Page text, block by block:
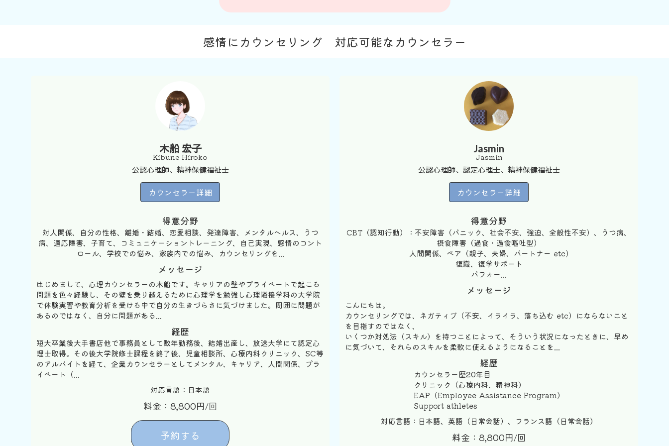
感情にカウンセリング 対応可能なカウンセラー
木船 宏子
Kibune Hiroko
公認心理師、精神保健福祉士
カウンセラー詳細
得意分野
対人関係、自分の性格、離婚・結婚、恋愛相談、発達障害、メンタルヘルス、うつ
病、適応障害、子育て、コミュニケーショントレーニング、自己実現、感情のコント
ロール、学校での悩み、家族内での悩み、カウンセリングを...
メッセージ
はじめまして、心理カウンセラーの木船です。キャリアの壁やプライベートで起こる
問題を色々経験し、その壁を乗り越えるために心理学を勉強し心理隣接学科の大学院
で体験実習や教育分析を受ける中で自分の生きづらさに気づけました。周囲に問題が
あるのではなく、自分に問題がある...
経歴
短大卒業後大手書店他で事務員として数年勤務後、結婚出産し、放送大学にて認定心
理士取得。その後大学院修士課程を終了後、児童相談所、心療内科クリニック、SC等
のアルバイトを経て、企業カウンセラーとしてメンタル、キャリア、人間関係、プラ
イベート（...
対応言語：日本語
料金：8,800円/回
予約する
Jasmin
Jasmin
公認心理師、認定心理士、精神保健福祉士
カウンセラー詳細
得意分野
CBT（認知行動）：不安障害（パニック、社会不安、強迫、全般性不安）、うつ病、
摂食障害（過食・過食嘔吐型）
人間関係、ペア（親子、夫婦、パートナー etc)
復職、復学サポート
パフォー...
メッセージ
こんにちは。
カウンセリングでは、ネガティブ（不安、イライラ、落ち込む etc）にならないこと
を目指すのではなく、
いくつか対処法（スキル）を持つことによって、そういう状況になったときに、早め
に気づいて、それらのスキルを柔軟に使えるようになることを...
経歴
カウンセラー歴20年目
クリニック（心療内科、精神科）
EAP（Employee Assistance Program）
Support athletes
対応言語：日本語、英語（日常会話）、フランス語（日常会話）
料金：8,800円/回